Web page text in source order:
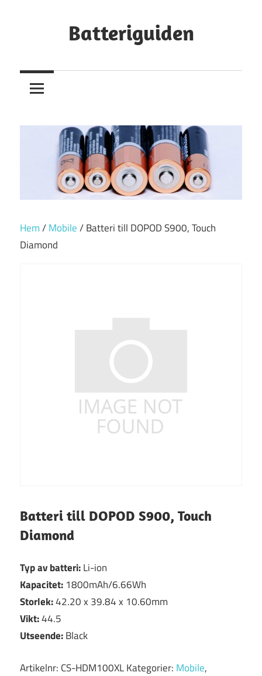
Batteriguiden
Hem/Mobile/ Batteri till DOPOD S900, Touch
Diamond
Batteri till DOPOD S900, Touch
Diamond
Typ av batteri:Li-ion
Kapacitet: 1800mAh/6.66Wh
Storlek:42.20 x 39.84 x 10.60mm
Vikt:44.5
Utseende:Black
Artikelnr: CS-HDM100XLKategorier: Mobile,